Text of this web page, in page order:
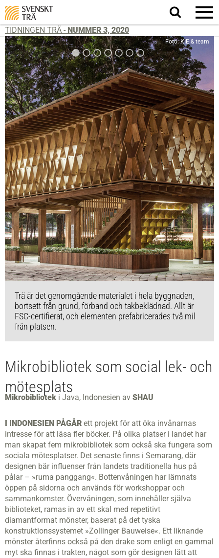
Sök
på
TIDNINGEN TRÄ - NUMMER 3, 2020
Foto: KIE & team
Trä är det genomgående materialet i hela byggnaden,
bortsett från grund, förband och takbeklädnad. Allt är
FSC-certifierat, och elementen prefabricerades två mil
från platsen.
Mikrobibliotek som social lek- och
mötesplats
Mikrobibliotek i Java, Indonesien av SHAU
I INDONESIEN PÅGÅR ett projekt för att öka invånarnas
intresse för att läsa fler böcker. På olika platser i landet har
man skapat fem mikrobibliotek som också ska fungera som
sociala mötesplatser. Det senaste finns i Semarang, där
designen bär influenser från landets traditionella hus på
pålar – »ruma panggang«. Bottenvåningen har lämnats
öppen på sidorna och används för workshoppar och
sammankomster. Övervåningen, som innehåller själva
biblioteket, ramas in av ett skal med repetitivt
diamantformat mönster, baserat på det tyska
konstruktionssystemet »Zollinger Bauweise«. Ett liknande
mönster återfinns också på den drake som enligt en gammal
myt ska finnas i trakten, något som gör designen lätt att